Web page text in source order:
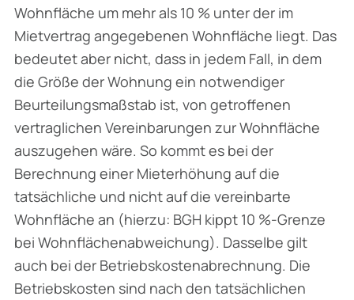
Wohnfläche um mehr als 10 % unter der im
Mietvertrag angegebenen Wohnfläche liegt. Das
bedeutet aber nicht, dass in jedem Fall, in dem
die Größe der Wohnung ein notwendiger
Beurteilungsmaßstab ist, von getroffenen
vertraglichen Vereinbarungen zur Wohnfläche
aus­zugehen wäre. So kommt es bei der
Berechnung einer Mieterhöhung auf die
tatsächliche und nicht auf die vereinbarte
Wohnfläche an (hierzu: BGH kippt 10 %-Grenze
bei Wohnflächen­abweichung). Dasselbe gilt
auch bei der Betriebskostenabrechnung. Die
Betriebskosten sind nach den tatsächlichen